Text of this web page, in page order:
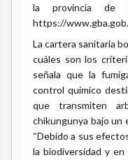
la provincia de
https://
La cartera sanitaria
cuáles son los
señala que la
control químico
que transmiten
chikungunya bajo un
“Debido a sus
la biodiversidad y